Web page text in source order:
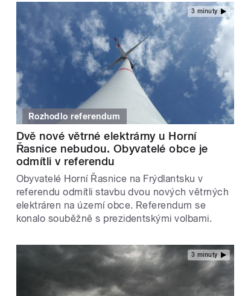
3 minuty
Rozhodlo referendum
Dvě nové větrné elektrárny u Horní
Řasnice nebudou. Obyvatelé obce je
odmítli v referendu
Obyvatelé Horní Řasnice na Frýdlantsku v
referendu odmítli stavbu dvou nových větrných
elektráren na území obce. Referendum se
konalo souběžně s prezidentskými volbami.
3 minuty